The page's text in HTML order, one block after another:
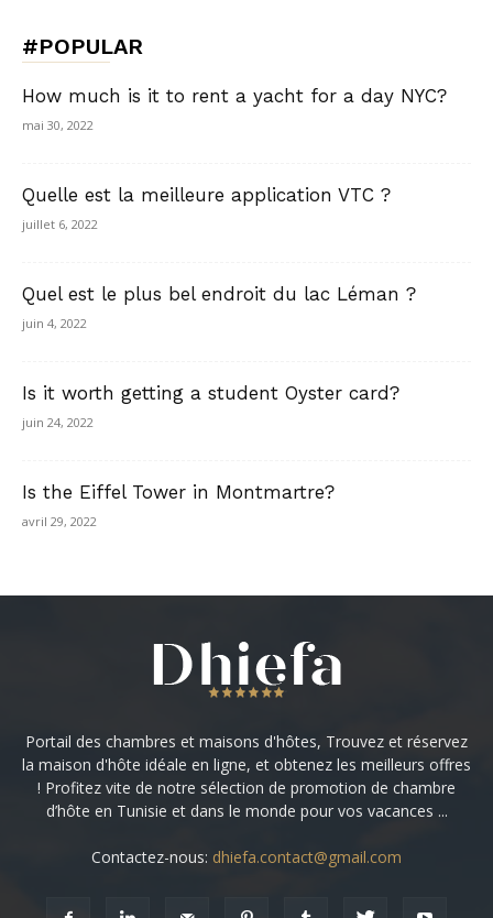
#POPULAR
How much is it to rent a yacht for a day NYC?
mai 30, 2022
Quelle est la meilleure application VTC ?
juillet 6, 2022
Quel est le plus bel endroit du lac Léman ?
juin 4, 2022
Is it worth getting a student Oyster card?
juin 24, 2022
Is the Eiffel Tower in Montmartre?
avril 29, 2022
Portail des chambres et maisons d'hôtes, Trouvez et réservez
la maison d'hôte idéale en ligne, et obtenez les meilleurs offres
! Profitez vite de notre sélection de promotion de chambre
d’hôte en Tunisie et dans le monde pour vos vacances ...
Contactez-nous: dhiefa.contact@gmail.com